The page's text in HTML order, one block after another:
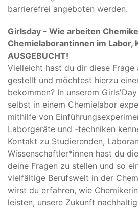
barrierefrei angeboten werden.
Girlsday - Wie arbeiten
Chemielaborantinnen im Labor,
AUSGEBUCHT!
Vielleicht hast du dir diese Frage
gestellt und möchtest hierzu
bekommen? In unserem
selbst in einem Chemielabor
mithilfe von
Laborgeräte und -techniken
Kontakt zu Studierenden,
Wissenschaftler*innen hast du
deine Fragen zu stellen und so
vielfältige Berufswelt in der
wirst du erfahren, wie
leisten, unsere Zukunft